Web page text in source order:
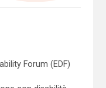
Forum (EDF)